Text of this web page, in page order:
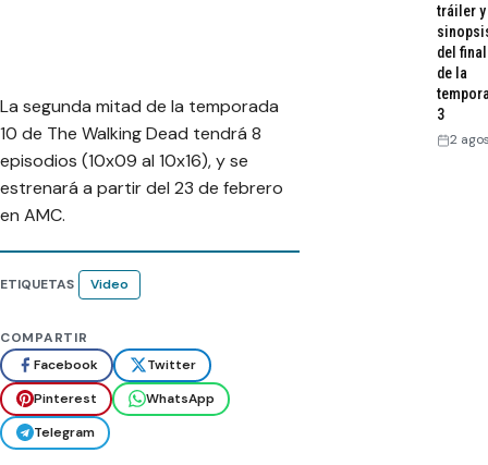
La segunda mitad de la temporada
10 de The Walking Dead tendrá 8
episodios (10x09 al 10x16), y se
estrenará a partir del 23 de febrero
en AMC.
ETIQUETAS Video
COMPARTIR
Facebook
Twitter
Pinterest
WhatsApp
Telegram
tráiler y
del final
de la
3
2